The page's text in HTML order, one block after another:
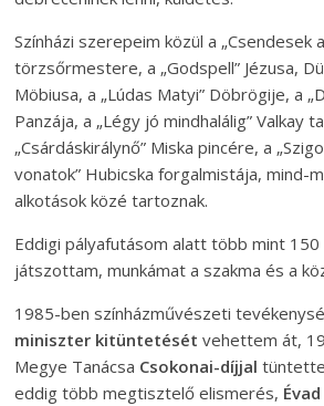
Színházi szerepeim közül a „Csendesek
törzsőrmestere, a „Godspell” Jézusa,
Möbiusa, a „Lúdas Matyi” Döbrögije, a
Panzája, a „Légy jó mindhalálig” Valkay
„Csárdáskirálynő” Miska pincére, a
vonatok” Hubicska forgalmistája, mind-
alkotások közé tartoznak.
Eddigi pályafutásom alatt több mint
játszottam, munkámat a szakma és a
1985-ben színházművészeti
miniszter kitüntetését vehettem át,
Megye Tanácsa Csokonai-díjjal
eddig több megtisztelő elismerés,